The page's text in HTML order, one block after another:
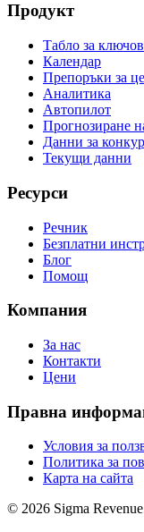
Продукт
Табло за
Календар
Препоръки за
Аналитика
Автопилот
Прогнозиране
Данни за
Текущи данни
Ресурси
Речник
Безплатни
Блог
Помощ
Компания
За нас
Контакти
Цени
Правна
Условия за
Политика за
Карта на сайта
© 2026 Sigma